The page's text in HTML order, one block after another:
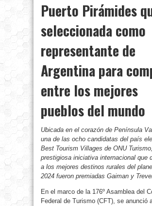
Puerto Pirámides
seleccionada como
representante de
Argentina para
entre los mejores
pueblos del mundo
Ubicada en el corazón de Península
una de las ocho candidatas del país
Best Tourism Villages de ONU
prestigiosa iniciativa internacional que
a los mejores destinos rurales del
2024 fueron premiadas Gaiman y
En el marco de la 176º Asamblea del
Federal de Turismo (CFT), se anunció